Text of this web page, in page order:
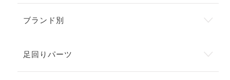
ブランド別
足回りパーツ